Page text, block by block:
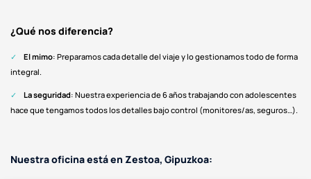
¿Qué nos diferencia?
El mimo: Preparamos cada detalle del viaje y lo gestionamos todo de forma
integral.
La seguridad: Nuestra experiencia de 6 años trabajando con adolescentes
hace que tengamos todos los detalles bajo control (monitores/as, seguros…).
Nuestra oficina está en Zestoa, Gipuzkoa: